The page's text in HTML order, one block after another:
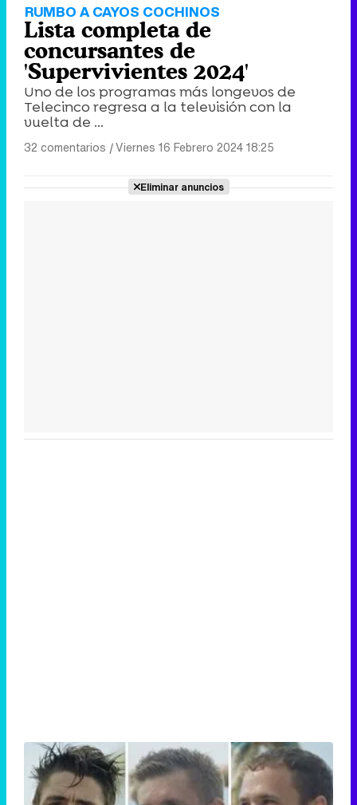
RUMBO A CAYOS COCHINOS
Lista completa de
concursantes de
'Supervivientes 2024'
Uno de los programas más longevos de
Telecinco regresa a la televisión con la
vuelta de ...
32 comentarios |Viernes 16 Febrero 2024 18:25
Eliminar anuncios